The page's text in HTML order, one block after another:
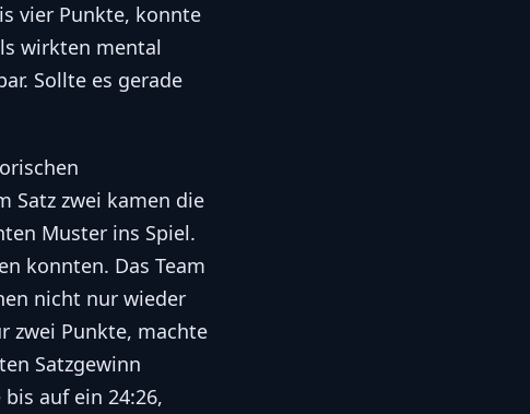
vier Punkte, konnte
wirkten mental
Sollte es gerade
Satz zwei kamen die
Muster ins Spiel.
konnten. Das Team
nicht nur wieder
zwei Punkte, machte
Satzgewinn
auf ein 24:26,